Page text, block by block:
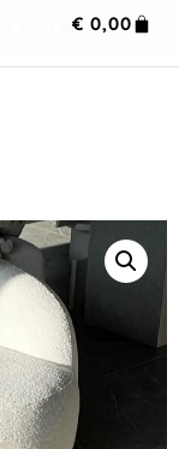
tout le site
€ 0,00